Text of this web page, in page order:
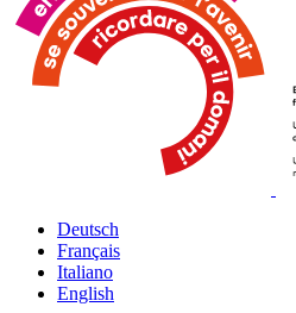
Deutsch
Français
Italiano
English